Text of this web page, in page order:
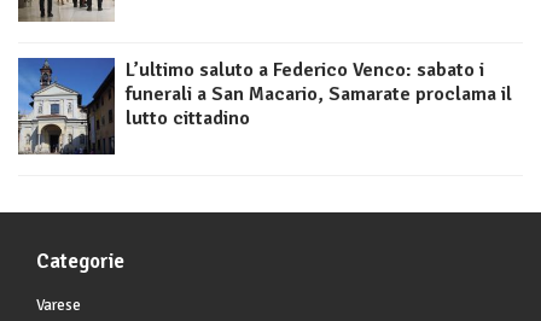
L’ultimo saluto a Federico Venco: sabato i
funerali a San Macario, Samarate proclama il
lutto cittadino
Categorie
Varese